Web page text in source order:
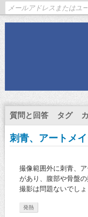
質問と回答 タグ
刺青、アートメ
撮像範囲外に刺青、
があり、腹部や骨盤
撮影は問題ないでしょ
発熱